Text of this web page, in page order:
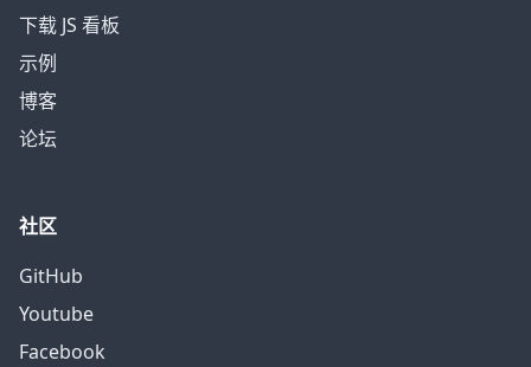
下载 JS 看板
示例
博客
论坛
社区
GitHub
Youtube
Facebook